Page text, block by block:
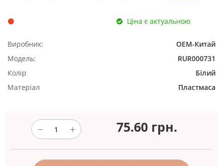
Ціна є актуальною
Виробник:
ОЕМ-Китай
Модель:
RUR000731
Колір
Білий
Матеріал
Пластмаса
75.60 грн.